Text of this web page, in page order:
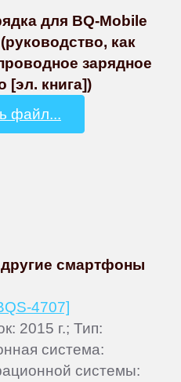
для BQ-Mobile
как
зарядное
[эл. книга])
файл...
смартфоны
4707]
2015 г.; Тип:
система:
системы: